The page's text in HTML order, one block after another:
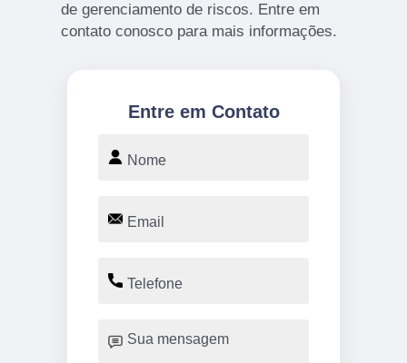
de gerenciamento de riscos. Entre em
contato conosco para mais informações.
Entre em Contato